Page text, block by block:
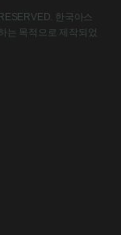
한국아스
는 목적으로 제작되었